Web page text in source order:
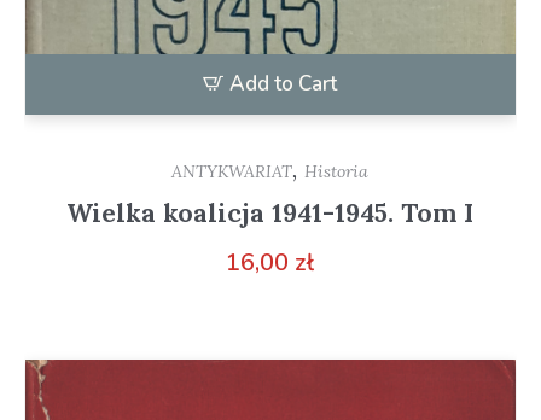
Add to Cart
ANTYKWARIAT,Historia
Wielka koalicja 1941-1945. Tom I
16,00 zł